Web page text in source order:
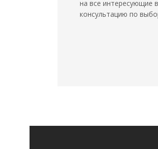
на все интересующие
консультацию по